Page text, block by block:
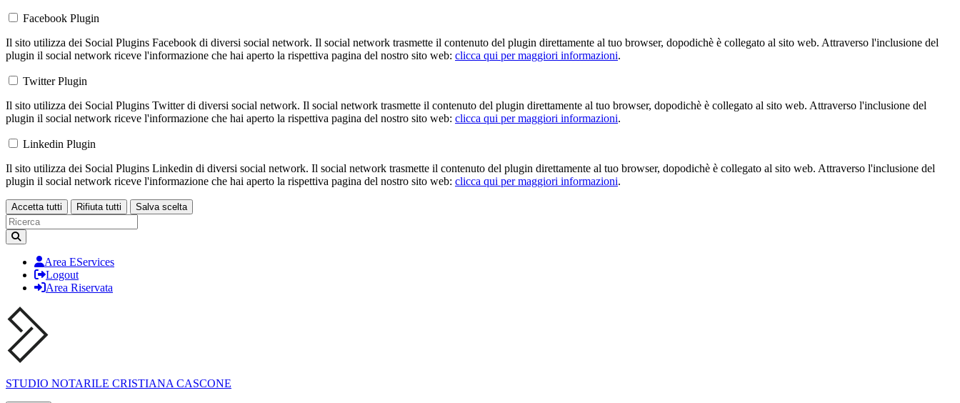
Facebook Plugin
Il sito utilizza dei Social Plugins Facebook di diversi social network. Il social network trasmette il contenuto del plugin direttamente al tuo browser, dopodichè è collegato al sito web. Attraverso l'inclusione del
plugin il social network riceve l'informazione che hai aperto la rispettiva pagina del nostro sito web: clicca qui per maggiori informazioni.
Twitter Plugin
Il sito utilizza dei Social Plugins Twitter di diversi social network. Il social network trasmette il contenuto del plugin direttamente al tuo browser, dopodichè è collegato al sito web. Attraverso l'inclusione del
plugin il social network riceve l'informazione che hai aperto la rispettiva pagina del nostro sito web: clicca qui per maggiori informazioni.
Linkedin Plugin
Il sito utilizza dei Social Plugins Linkedin di diversi social network. Il social network trasmette il contenuto del plugin direttamente al tuo browser, dopodichè è collegato al sito web. Attraverso l'inclusione del
plugin il social network riceve l'informazione che hai aperto la rispettiva pagina del nostro sito web: clicca qui per maggiori informazioni.
Accetta tutti Rifiuta tutti Salva scelta
Loading...
Area EServices
Logout
Area Riservata
STUDIO NOTARILE CRISTIANA CASCONE